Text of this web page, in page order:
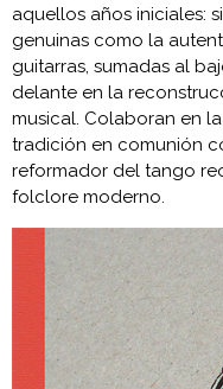
aquellos años iniciales:
genuinas como la
guitarras, sumadas al
delante en la
musical. Colaboran en
tradición en comunión
reformador del tango
folclore moderno.